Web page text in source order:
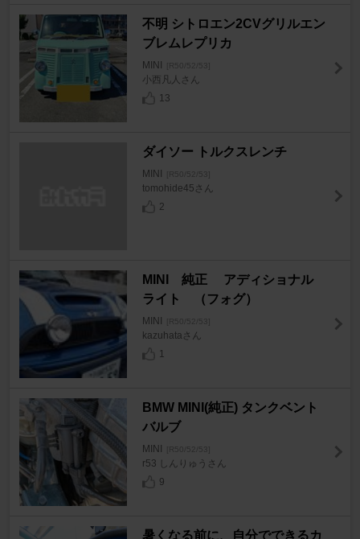
不明 シトロエン2CVグリルエン
ブレムレプリカ
MINI [R50/52/53]
小西凡人さん
13
ダイソー トルクスレンチ
MINI [R50/52/53]
tomohide45さん
2
MINI 純正 アディショナル
ライト （フォグ）
MINI [R50/52/53]
kazuhataさん
1
BMW MINI(純正) タンクベント
バルブ
MINI [R50/52/53]
r53 しんりゅうさん
9
暑くなる前に、自分でできるカ